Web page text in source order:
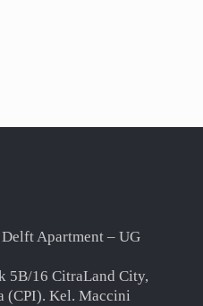
Apartment – UG
5B/16 CitraLand City,
(CPI). Kel. Maccini